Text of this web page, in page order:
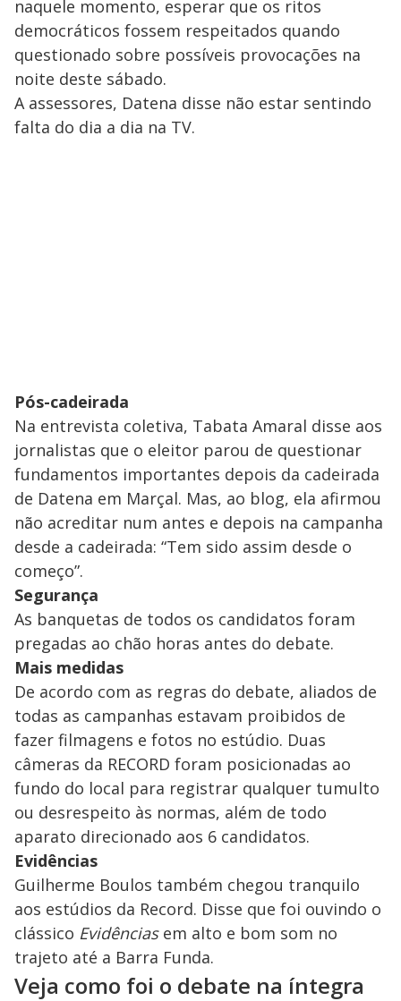
naquele momento, esperar que os ritos
democráticos fossem respeitados quando
questionado sobre possíveis provocações na
noite deste sábado.
A assessores, Datena disse não estar sentindo
falta do dia a dia na TV.
Pós-cadeirada
Na entrevista coletiva, Tabata Amaral disse aos
jornalistas que o eleitor parou de questionar
fundamentos importantes depois da cadeirada
de Datena em Marçal. Mas, ao blog, ela afirmou
não acreditar num antes e depois na campanha
desde a cadeirada: “Tem sido assim desde o
começo”.
Segurança
As banquetas de todos os candidatos foram
pregadas ao chão horas antes do debate.
Mais medidas
De acordo com as regras do debate, aliados de
todas as campanhas estavam proibidos de
fazer filmagens e fotos no estúdio. Duas
câmeras da RECORD foram posicionadas ao
fundo do local para registrar qualquer tumulto
ou desrespeito às normas, além de todo
aparato direcionado aos 6 candidatos.
Evidências
Guilherme Boulos também chegou tranquilo
aos estúdios da Record. Disse que foi ouvindo o
clássico Evidênciasem alto e bom som no
trajeto até a Barra Funda.
Veja como foi o debate na íntegra